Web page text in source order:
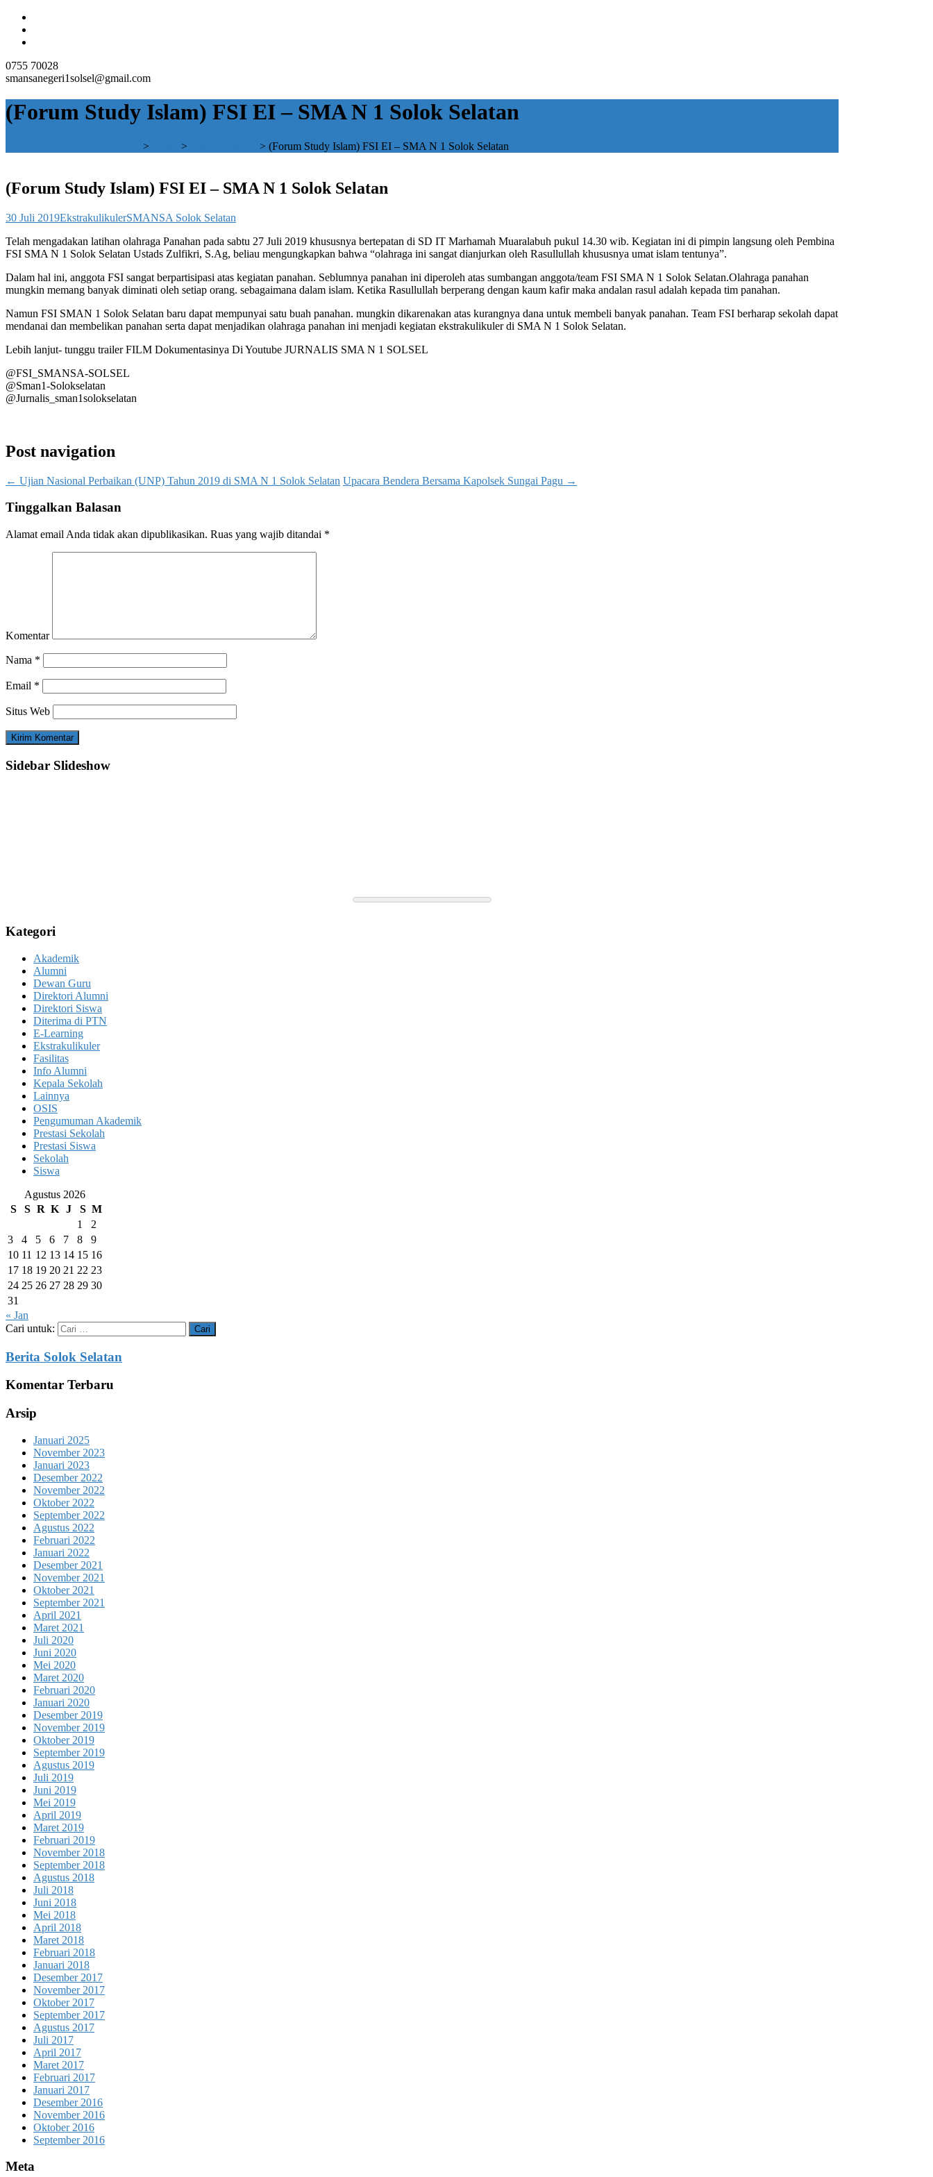
0755 70028
smansanegeri1solsel@gmail.com
(Forum Study Islam) FSI EI – SMA N 1 Solok Selatan
> > > (Forum Study Islam) FSI EI – SMA N 1 Solok Selatan
(Forum Study Islam) FSI EI – SMA N 1 Solok Selatan
30 Juli 2019EkstrakulikulerSMANSA Solok Selatan
Telah mengadakan latihan olahraga Panahan pada sabtu 27 Juli 2019 khususnya bertepatan di SD IT Marhamah Muaralabuh pukul 14.30 wib. Kegiatan ini di pimpin langsung oleh Pembina
FSI SMA N 1 Solok Selatan Ustads Zulfikri, S.Ag, beliau mengungkapkan bahwa “olahraga ini sangat dianjurkan oleh Rasullullah khususnya umat islam tentunya”.
Dalam hal ini, anggota FSI sangat berpartisipasi atas kegiatan panahan. Seblumnya panahan ini diperoleh atas sumbangan anggota/team FSI SMA N 1 Solok Selatan.Olahraga panahan
mungkin memang banyak diminati oleh setiap orang. sebagaimana dalam islam. Ketika Rasullullah berperang dengan kaum kafir maka andalan rasul adalah kepada tim panahan.
Namun FSI SMAN 1 Solok Selatan baru dapat mempunyai satu buah panahan. mungkin dikarenakan atas kurangnya dana untuk membeli banyak panahan. Team FSI berharap sekolah dapat
mendanai dan membelikan panahan serta dapat menjadikan olahraga panahan ini menjadi kegiatan ekstrakulikuler di SMA N 1 Solok Selatan.
Lebih lanjut- tunggu trailer FILM Dokumentasinya Di Youtube JURNALIS SMA N 1 SOLSEL
@FSI_SMANSA-SOLSEL
@Sman1-Solokselatan
@Jurnalis_sman1solokselatan
Post navigation
← Ujian Nasional Perbaikan (UNP) Tahun 2019 di SMA N 1 Solok Selatan Upacara Bendera Bersama Kapolsek Sungai Pagu →
Tinggalkan Balasan
Alamat email Anda tidak akan dipublikasikan. Ruas yang wajib ditandai *
Komentar
Nama *
Email *
Situs Web
Sidebar Slideshow
Kategori
Akademik
Alumni
Dewan Guru
Direktori Alumni
Direktori Siswa
Diterima di PTN
E-Learning
Ekstrakulikuler
Fasilitas
Info Alumni
Kepala Sekolah
Lainnya
OSIS
Pengumuman Akademik
Prestasi Sekolah
Prestasi Siswa
Sekolah
Siswa
Agustus 2026
S
S R K J S M
1
2
3
4 5 6 7 8
9
10 11 12 13 14 15 16
17 18 19 20 21 22 23
24 25 26 27 28 29 30
31
« Jan
Cari untuk:
Berita Solok Selatan
Komentar Terbaru
Arsip
Januari 2025
November 2023
Januari 2023
Desember 2022
November 2022
Oktober 2022
September 2022
Agustus 2022
Februari 2022
Januari 2022
Desember 2021
November 2021
Oktober 2021
September 2021
April 2021
Maret 2021
Juli 2020
Juni 2020
Mei 2020
Maret 2020
Februari 2020
Januari 2020
Desember 2019
November 2019
Oktober 2019
September 2019
Agustus 2019
Juli 2019
Juni 2019
Mei 2019
April 2019
Maret 2019
Februari 2019
November 2018
September 2018
Agustus 2018
Juli 2018
Juni 2018
Mei 2018
April 2018
Maret 2018
Februari 2018
Januari 2018
Desember 2017
November 2017
Oktober 2017
September 2017
Agustus 2017
Juli 2017
April 2017
Maret 2017
Februari 2017
Januari 2017
Desember 2016
November 2016
Oktober 2016
September 2016
Meta